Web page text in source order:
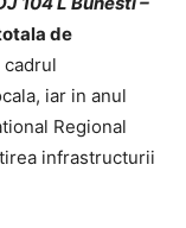
de
iar in anul
Regional
infrastructurii